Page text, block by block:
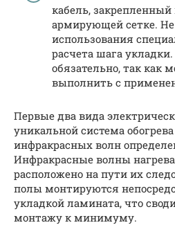
кабель, закрепленный
армирующей сетке. Не
использования
расчета шага
обязательно, так
выполнить с
Первые два вида
уникальной система
инфракрасных волн
Инфракрасные волны
расположено на пути их
полы монтируются
укладкой ламината, что
монтажу к минимуму.